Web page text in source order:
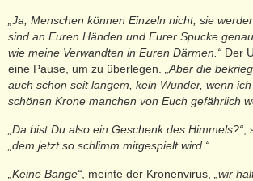
„Ja, Menschen können Einzeln nicht, sie
sind an Euren Händen und Eurer Spucke
wie meine Verwandten in Euren Därmen.“ Der
eine Pause, um zu überlegen.
„Aber die
auch schon seit langem, kein Wunder, wenn
schönen Krone manchen von Euch gefährlich
„Da bist Du also ein Geschenk des Himmels?“
„dem jetzt so schlimm mitgespielt wird.“
„Keine Bange“ , meinte der Kronenvirus, „wir